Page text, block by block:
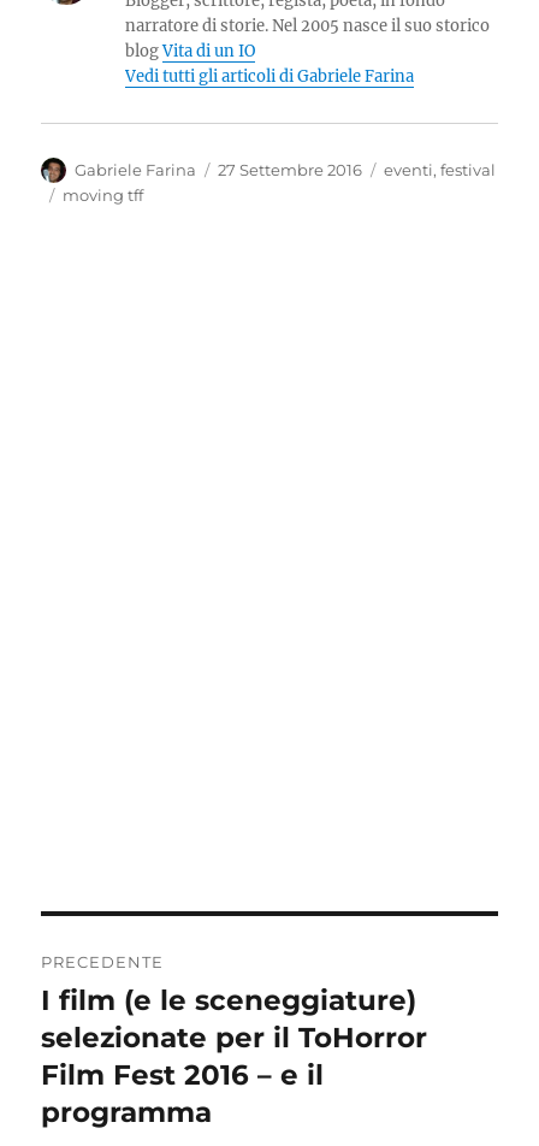
narratore di storie. Nel 2005 nasce il suo storico
blogVita di un IO
Vedi tutti gli articoli di Gabriele Farina
Autore
Gabriele Farina
Pubblicato
27 Settembre 2016 Categorie
eventi,festival
Tag
moving tff
articoli
PRECEDENTE
Articolo
precedente:
I film (e le sceneggiature)
selezionate per il ToHorror
Film Fest 2016 – e il
programma